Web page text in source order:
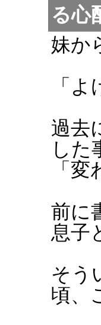
る心
妹か
「よ
過去
し
「変
前に
息子
そう
頃、